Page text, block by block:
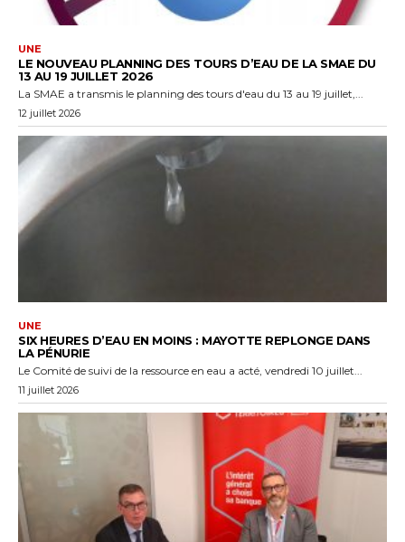
UNE
LE NOUVEAU PLANNING DES TOURS D’EAU DE LA SMAE DU
13 AU 19 JUILLET 2026
La SMAE a transmis le planning des tours d'eau du 13 au 19 juillet,...
12 juillet 2026
UNE
SIX HEURES D’EAU EN MOINS : MAYOTTE REPLONGE DANS
LA PÉNURIE
Le Comité de suivi de la ressource en eau a acté, vendredi 10 juillet...
11 juillet 2026